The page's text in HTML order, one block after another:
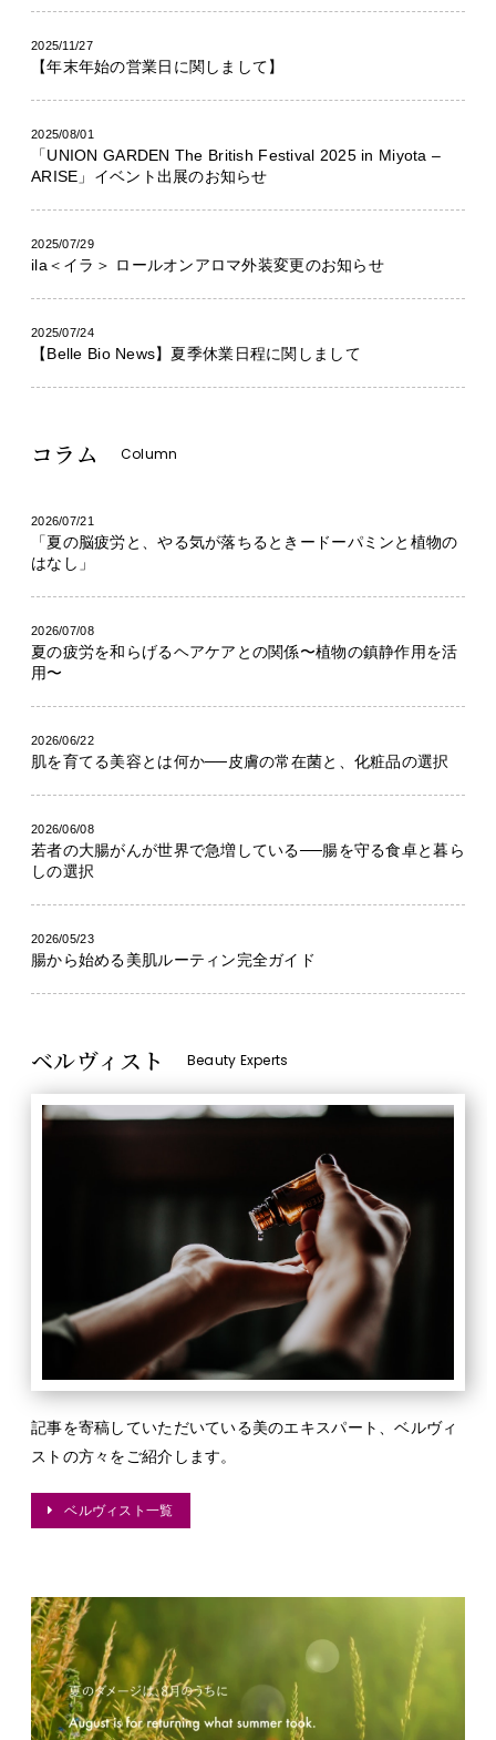
2025/11/27
【年末年始の営業日に関しまして】
2025/08/01
「UNION GARDEN The British Festival 2025 in Miyota –
ARISE」イベント出展のお知らせ
2025/07/29
ila＜イラ＞ ロールオンアロマ外装変更のお知らせ
2025/07/24
【Belle Bio News】夏季休業日程に関しまして
コラム Column
2026/07/21
「夏の脳疲労と、やる気が落ちるときードーパミンと植物の
はなし」
2026/07/08
夏の疲労を和らげるヘアケアとの関係〜植物の鎮静作用を活
用〜
2026/06/22
肌を育てる美容とは何か──皮膚の常在菌と、化粧品の選択
2026/06/08
若者の大腸がんが世界で急増している──腸を守る食卓と暮ら
しの選択
2026/05/23
腸から始める美肌ルーティン完全ガイド
ベルヴィスト Beauty Experts
記事を寄稿していただいている美のエキスパート、ベルヴィ
ストの方々をご紹介します。
ベルヴィスト一覧